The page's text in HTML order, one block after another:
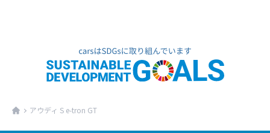
アウディ S e-tron GT